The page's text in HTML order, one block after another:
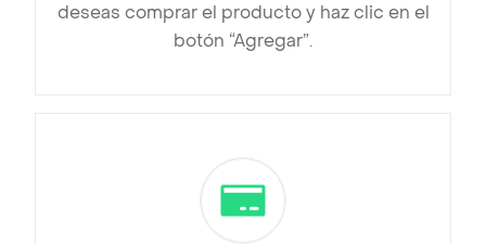
deseas comprar el producto y haz clic en el
botón “Agregar”.